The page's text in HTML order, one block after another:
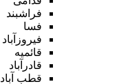
فراشبند
فسا
فیروزآباد
قائمیه
قادرآباد
قطب آباد